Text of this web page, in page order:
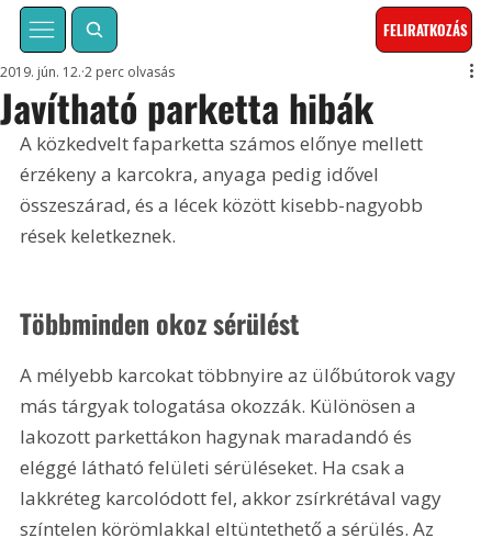
FELIRATKOZÁS
Javítható parketta hibák
2019. jún. 12. 2 perc olvasás
A közkedvelt faparketta számos előnye mellett
érzékeny a karcokra, anyaga pedig idővel
összeszárad, és a lécek között kisebb-nagyobb
rések keletkeznek.
Többminden okoz sérülést
A mélyebb karcokat többnyire az ülőbútorok vagy
más tárgyak tologatása okozzák. Különösen a
lakozott parkettákon hagynak maradandó és
eléggé látható felületi sérüléseket. Ha csak a
lakkréteg karcolódott fel, akkor zsírkrétával vagy
színtelen körömlakkal eltüntethető a sérülés. Az